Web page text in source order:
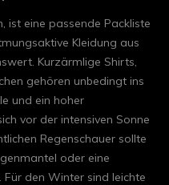
ist eine passende Packliste
Kleidung aus
Kurzärmlige Shirts,
gehören unbedingt ins
und ein hoher
vor der intensiven Sonne
Regenschauer sollte
oder eine
den Winter sind leichte